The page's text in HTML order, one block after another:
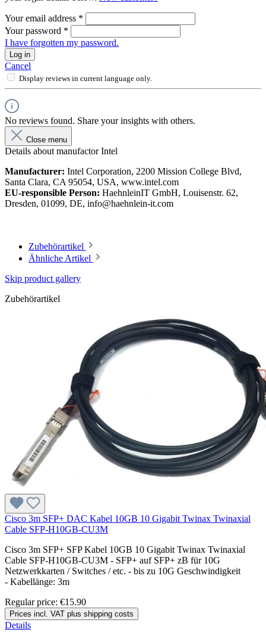
Your email address *
Your password *
I have forgotten my password.
Log in
Cancel
Display reviews in current language only.
No reviews found. Share your insights with others.
Close menu
Details about manufactor Intel
Manufacturer: Intel Corporation, 2200 Mission College Blvd,
Santa Clara, CA 95054, USA, www.intel.com
EU-responsible Person: HaehnleinIT GmbH, Louisenstr. 62,
Dresden, 01099, DE, info@haehnlein-it.com
Zubehörartikel
Ähnliche Artikel
Skip product gallery
Zubehörartikel
Cisco 3m SFP+ DAC Kabel 10GB 10 Gigabit Twinax Twinaxial
Cable SFP-H10GB-CU3M
Cisco 3m SFP+ SFP Kabel 10GB 10 Gigabit Twinax Twinaxial
Cable SFP-H10GB-CU3M - SFP+ auf SFP+ zB für 10G
Netzwerkkarten / Switches / etc. - bis zu 10G Geschwindigkeit
- Kabellänge: 3m
Regular price: €15.90
Prices incl. VAT plus shipping costs
Details